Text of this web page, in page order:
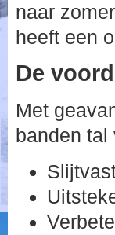
naar
heeft een
De
Met
banden tal